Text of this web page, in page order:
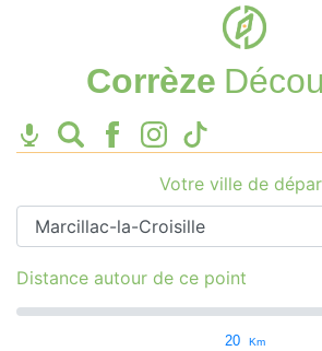
Corrèze
Votre ville de
Distance autour de ce point
20 Km